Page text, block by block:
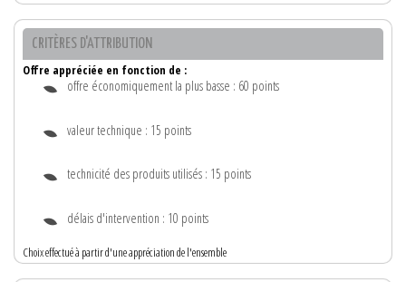
CRITÈRES D'ATTRIBUTION
Offre appréciée en fonction de :
offre économiquement la plus basse : 60 points
valeur technique : 15 points
technicité des produits utilisés : 15 points
délais d'intervention : 10 points
Choix effectué à partir d'une appréciation de l'ensemble